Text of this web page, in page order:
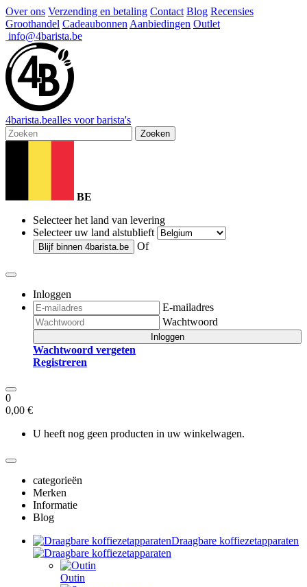
Over ons Verzending en betaling Contact Blog Recensies
Groothandel Cadeaubonnen Aanbiedingen Outlet
info@4barista.be
4barista.bealles voor barista's
Zoeken
BE
Selecteer het land van levering
Selecteer uw land alstublieft
Blijf binnen 4barista.be Of
Inloggen
E-mailadres
Wachtwoord
Inloggen
Wachtwoord vergeten
Registreren
0
0,00 €
U heeft nog geen producten in uw winkelwagen.
categorieën
Merken
Informatie
Blog
Draagbare koffiezetapparaten
Outin